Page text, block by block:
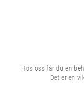
Hos oss får du en
Det er en